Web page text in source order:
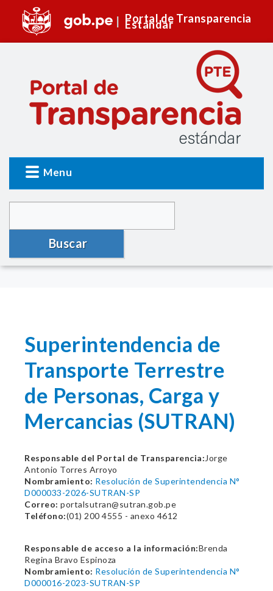
Portal de Transparencia
Estándar
Menu
Buscar
Superintendencia de
Transporte Terrestre
de Personas, Carga y
Mercancias (SUTRAN)
Responsable del Portal de Transparencia: Jorge
Antonio Torres Arroyo
Nombramiento: Resolución de Superintendencia N°
D000033-2026-SUTRAN-SP
Correo: portalsutran@sutran.gob.pe
Teléfono:(01) 200 4555 - anexo 4612
Responsable de acceso a la información:Brenda
Regina Bravo Espinoza
Nombramiento: Resolución de Superintendencia N°
D000016-2023-SUTRAN-SP